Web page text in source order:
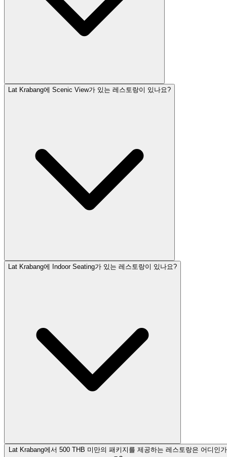
Lat Krabang에 Scenic View가 있는 레스토랑이 있나요?
Lat Krabang에 Indoor Seating가 있는 레스토랑이 있나요?
Lat Krabang에서 500 THB 미만의 패키지를 제공하는 레스토랑은 어디인가